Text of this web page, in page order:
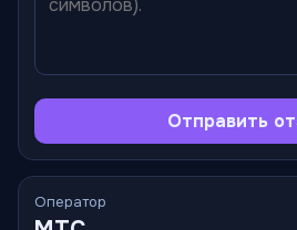
Отправить
Оператор